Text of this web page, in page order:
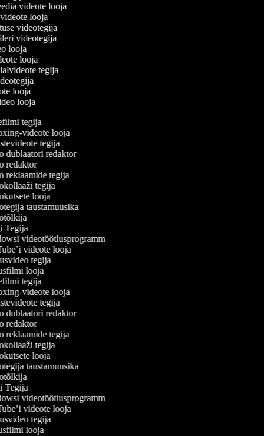
videote looja
looja
videotegija
videotegija
looja
looja
tegija
looja
looja
tegija
videote looja
tegija
dublaatori redaktor
redaktor
reklaamide tegija
tegija
looja
taustamuusika
videotöötlusprogramm
videote looja
tegija
looja
tegija
videote looja
tegija
dublaatori redaktor
redaktor
reklaamide tegija
tegija
looja
taustamuusika
videotöötlusprogramm
videote looja
tegija
looja